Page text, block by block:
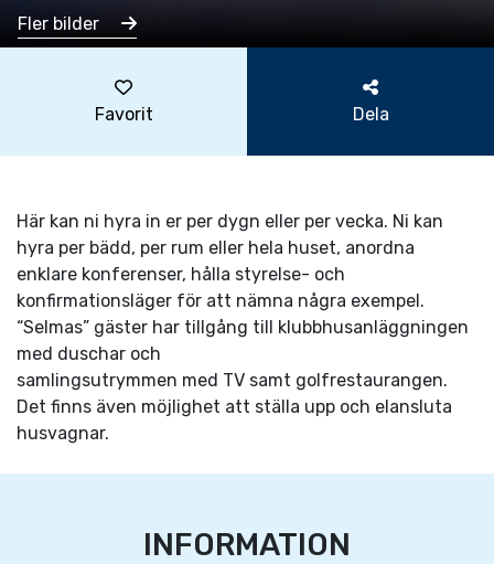
Fler bilder
Favorit Dela
Här kan ni hyra in er per dygn eller per vecka. Ni kan
hyra per bädd, per rum eller hela huset, anordna
enklare konferenser, hålla styrelse- och
konfirmationsläger för att nämna några exempel.
“Selmas” gäster har tillgång till klubbhusanläggningen
med duschar och
samlingsutrymmen med TV samt golfrestaurangen.
Det finns även möjlighet att ställa upp och elansluta
husvagnar.
INFORMATION